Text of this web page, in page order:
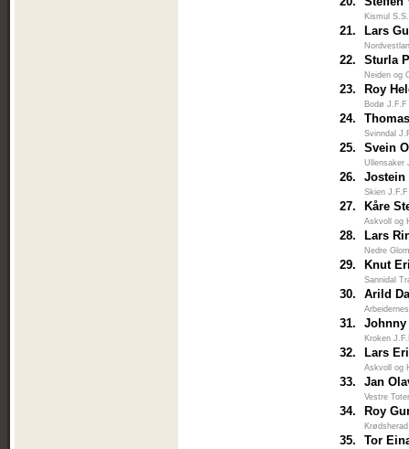
Kismul
21. Lars
22. Sturla
Neiden og
23. Roy
Bodø J.F.F
24.
Svinndal
25. Svein
Ullensaker
26. Jostein
Skien J.F.F
27. Kåre
Askvoll og
28. Lars
Nedre
29. Knut
Sannidal
30. Arild
31.
Kroken
32. Lars
Askvoll og
33. Jan
Vestre
34. Roy
35. Tor